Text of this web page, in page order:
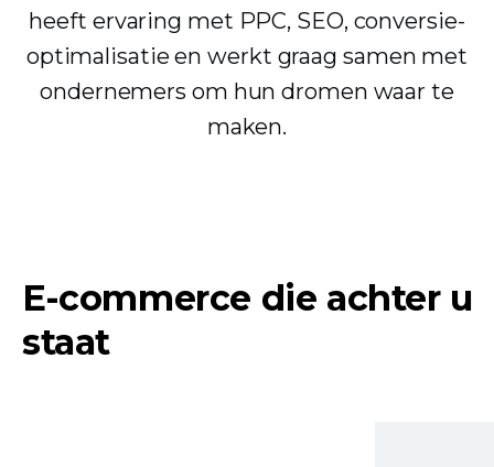
heeft ervaring met PPC, SEO, conversie-
optimalisatie en werkt graag samen met
ondernemers om hun dromen waar te
maken.
E-commerce die achter u
staat